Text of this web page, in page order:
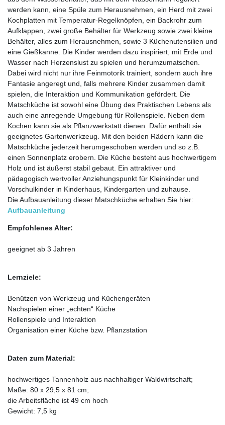
werden kann, eine Spüle zum Herausnehmen, ein Herd mit zwei
Kochplatten mit Temperatur-Regelknöpfen, ein Backrohr zum
Aufklappen, zwei große Behälter für Werkzeug sowie zwei kleine
Behälter, alles zum Herausnehmen, sowie 3 Küchenutensilien und
eine Gießkanne. Die Kinder werden dazu inspiriert, mit Erde und
Wasser nach Herzenslust zu spielen und herumzumatschen.
Dabei wird nicht nur ihre Feinmotorik trainiert, sondern auch ihre
Fantasie angeregt und, falls mehrere Kinder zusammen damit
spielen, die Interaktion und Kommunikation gefördert. Die
Matschküche ist sowohl eine Übung des Praktischen Lebens als
auch eine anregende Umgebung für Rollenspiele. Neben dem
Kochen kann sie als Pflanzwerkstatt dienen. Dafür enthält sie
geeignetes Gartenwerkzeug. Mit den beiden Rädern kann die
Matschküche jederzeit herumgeschoben werden und so z.B.
einen Sonnenplatz erobern. Die Küche besteht aus hochwertigem
Holz und ist äußerst stabil gebaut. Ein attraktiver und
pädagogisch wertvoller Anziehungspunkt für Kleinkinder und
Vorschulkinder in Kinderhaus, Kindergarten und zuhause.
Die Aufbauanleitung dieser Matschküche erhalten Sie hier:
Aufbauanleitung
Empfohlenes Alter:
geeignet ab 3 Jahren
Lernziele:
Benützen von Werkzeug und Küchengeräten
Nachspielen einer „echten“ Küche
Rollenspiele und Interaktion
Organisation einer Küche bzw. Pflanzstation
Daten zum Material:
hochwertiges Tannenholz aus nachhaltiger Waldwirtschaft;
Maße: 80 x 29,5 x 81 cm;
die Arbeitsfläche ist 49 cm hoch
Gewicht: 7,5 kg